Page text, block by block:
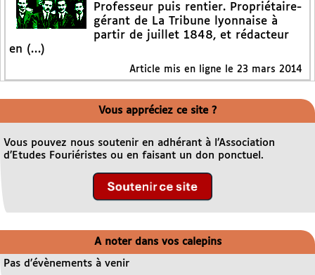
Professeur puis rentier. Propriétaire-
gérant de La Tribune lyonnaise à
partir de juillet 1848, et rédacteur
en (…)
Article mis en ligne le 23 mars 2014
Vous appréciez ce site ?
Vous pouvez nous soutenir en adhérant à l’Association
d’Etudes Fouriéristes ou en faisant un don ponctuel.
A noter dans vos calepins
Pas d’évènements à venir